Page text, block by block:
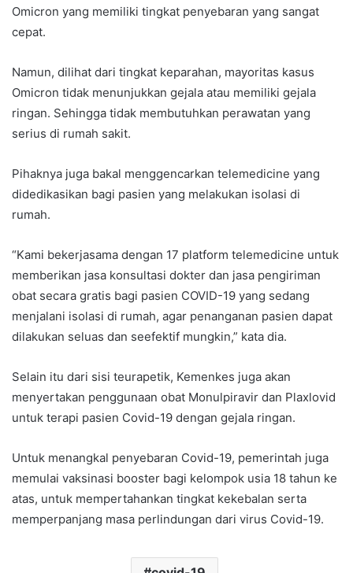
Omicron yang memiliki tingkat penyebaran yang sangat
cepat.
Namun, dilihat dari tingkat keparahan, mayoritas kasus
Omicron tidak menunjukkan gejala atau memiliki gejala
ringan. Sehingga tidak membutuhkan perawatan yang
serius di rumah sakit.
Pihaknya juga bakal menggencarkan telemedicine yang
didedikasikan bagi pasien yang melakukan isolasi di
rumah.
“Kami bekerjasama dengan 17 platform telemedicine untuk
memberikan jasa konsultasi dokter dan jasa pengiriman
obat secara gratis bagi pasien COVID-19 yang sedang
menjalani isolasi di rumah, agar penanganan pasien dapat
dilakukan seluas dan seefektif mungkin,” kata dia.
Selain itu dari sisi teurapetik, Kemenkes juga akan
menyertakan penggunaan obat Monulpiravir dan Plaxlovid
untuk terapi pasien Covid-19 dengan gejala ringan.
Untuk menangkal penyebaran Covid-19, pemerintah juga
memulai vaksinasi booster bagi kelompok usia 18 tahun ke
atas, untuk mempertahankan tingkat kekebalan serta
memperpanjang masa perlindungan dari virus Covid-19.